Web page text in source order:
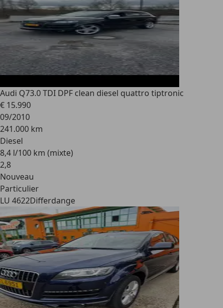
Audi Q73.0 TDI DPF clean diesel quattro tiptronic
€ 15.990
09/2010
241.000 km
Diesel
8,4 l/100 km (mixte)
2,8
Nouveau
Particulier
LU 4622Differdange